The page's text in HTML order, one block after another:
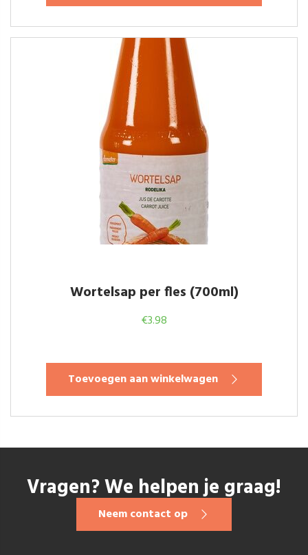
Wortelsap per fles (700ml)
€3.98
Toevoegen aan winkelwagen
Vragen? We helpen je graag!
Neem contact op